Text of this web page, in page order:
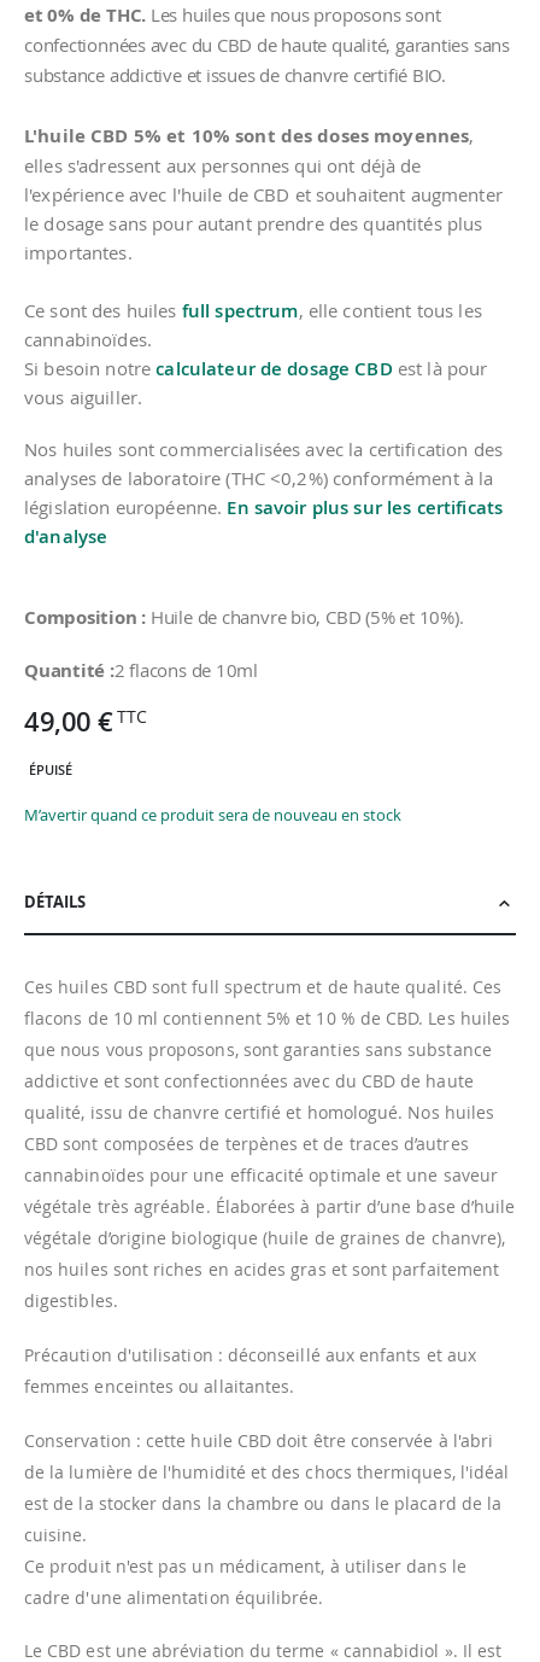
et 0% de THC. Les huiles que nous proposons sont
confectionnées avec du CBD de haute qualité, garanties sans
substance addictive et issues de chanvre certifié BIO.
L'huile CBD 5% et 10% sont des doses moyennes,
elles s'adressent aux personnes qui ont déjà de
l'expérience avec l'huile de CBD et souhaitent augmenter
le dosage sans pour autant prendre des quantités plus
importantes.
Ce sont des huiles full spectrum, elle contient tous les
cannabinoïdes.
Si besoin notrecalculateur de dosage CBD est là pour
vous aiguiller.
Nos huiles sont commercialisées avec la certification des
analyses de laboratoire (THC <0,2%) conformément à la
législation européenne. En savoir plus sur les certificats
d'analyse
Composition : Huile de chanvre bio, CBD (5% et 10%).
Quantité :2 flacons de 10ml
49,00 €
ÉPUISÉ
M’avertir quand ce produit sera de nouveau en stock
DÉTAILS
Ces huiles CBD sont full spectrum et de haute qualité. Ces
flacons de 10 ml contiennent 5% et 10 % de CBD. Les huiles
que nous vous proposons, sont garanties sans substance
addictive et sont confectionnées avec du CBD de haute
qualité, issu de chanvre certifié et homologué. Nos huiles
CBD sont composées de terpènes et de traces d’autres
cannabinoïdes pour une efficacité optimale et une saveur
végétale très agréable. Élaborées à partir d’une base d’huile
végétale d’origine biologique (huile de graines de chanvre),
nos huiles sont riches en acides gras et sont parfaitement
digestibles.
Précaution d'utilisation : déconseillé aux enfants et aux
femmes enceintes ou allaitantes.
Conservation : cette huile CBD doit être conservée à l'abri
de la lumière de l'humidité et des chocs thermiques, l'idéal
est de la stocker dans la chambre ou dans le placard de la
cuisine.
Ce produit n'est pas un médicament, à utiliser dans le
cadre d'une alimentation équilibrée.
Le CBD est une abréviation du terme « cannabidiol ». Il est